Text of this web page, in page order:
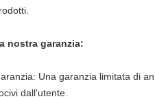
nostra garanzia:
Una garanzia limitata di
dall'utente.